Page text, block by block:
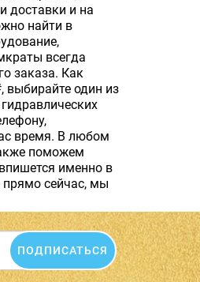
доставки и на
найти в
всегда
заказа. Как
выбирайте один из
время. В любом
поможем
именно в
прямо сейчас, мы
ПОДПИСАТЬСЯ